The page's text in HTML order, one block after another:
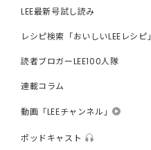
LEE最新号試し読み
レシピ検索「おいしいLEEレシピ」
読者ブロガーLEE100人隊
連載コラム
動画「LEEチャンネル」
ポッドキャスト